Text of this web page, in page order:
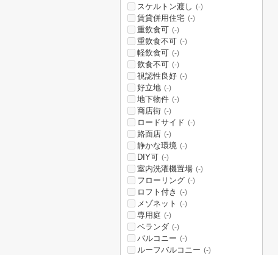
スケルトン渡し (-)
賃貸併用住宅 (-)
重飲食可 (-)
重飲食不可 (-)
軽飲食可 (-)
飲食不可 (-)
視認性良好 (-)
好立地 (-)
地下物件 (-)
商店街 (-)
ロードサイド (-)
路面店 (-)
静かな環境 (-)
DIY可 (-)
室内洗濯機置場 (-)
フローリング (-)
ロフト付き (-)
メゾネット (-)
専用庭 (-)
ベランダ (-)
バルコニー (-)
ルーフバルコニー (-)